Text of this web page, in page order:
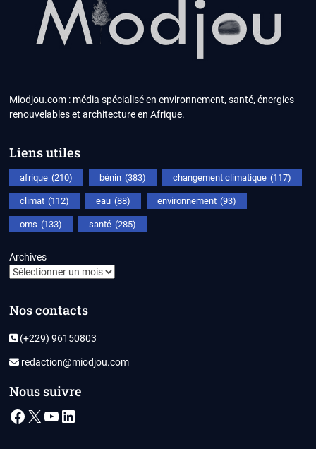
Miodjou.com : média spécialisé en environnement, santé, énergies
renouvelables et architecture en Afrique.
Liens utiles
afrique (210) bénin (383) changement climatique (117)
climat (112) eau (88) environnement (93)
oms (133) santé (285)
Archives
Nos contacts
(+229) 96150803
redaction@miodjou.com
Nous suivre
Facebook
X YouTube
LinkedIn